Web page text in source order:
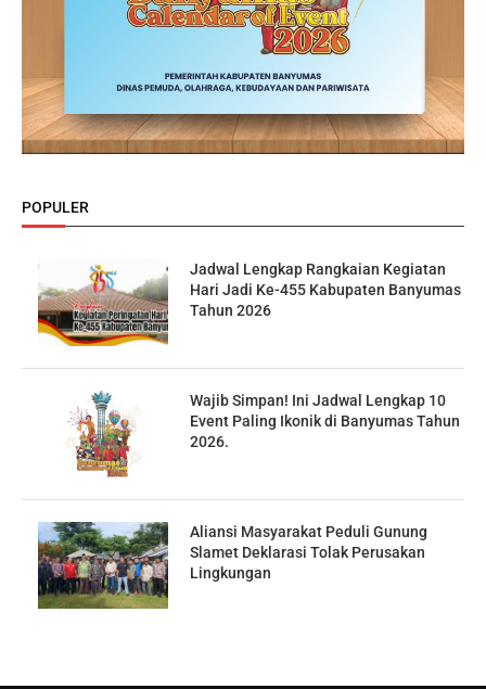
POPULER
Jadwal Lengkap Rangkaian Kegiatan
Hari Jadi Ke-455 Kabupaten Banyumas
Tahun 2026
Wajib Simpan! Ini Jadwal Lengkap 10
Event Paling Ikonik di Banyumas Tahun
2026.
Aliansi Masyarakat Peduli Gunung
Slamet Deklarasi Tolak Perusakan
Lingkungan